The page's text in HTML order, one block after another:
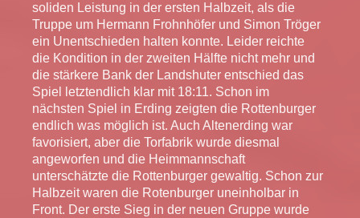
soliden Leistung in der ersten Halbzeit, als die
Truppe um Hermann Frohnhöfer und Simon Tröger
ein Unentschieden halten konnte. Leider reichte
die Kondition in der zweiten Hälfte nicht mehr und
die stärkere Bank der Landshuter entschied das
Spiel letztendlich klar mit 18:11. Schon im
nächsten Spiel in Erding zeigten die Rottenburger
endlich was möglich ist. Auch Altenerding war
favorisiert, aber die Torfabrik wurde diesmal
angeworfen und die Heimmannschaft
unterschätzte die Rottenburger gewaltig. Schon zur
Halbzeit waren die Rotenburger uneinholbar in
Front. Der erste Sieg in der neuen Gruppe wurde